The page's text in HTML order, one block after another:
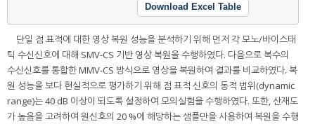
Download Excel Table
단일 점 표적에 대한 영상 복원 성능을 분석하기 위해 먼저 각 모노/바이스태
틱 수신신호에 대해 SMV-CS 기반 영상 복원을 수행하였다. 다음으로 복수의
수신신호를 통합한 MMV-CS 방식으로 영상을 복원하여 결과를 비교하였다. 복
원 성능을 보다 현실적으로 평가하기 위해 점 표적 신호의 동적 범위(dynamic
range)는 40 dB 이상이 되도록 설정하여 모의실험을 수행하였다. 또한, 산재도
가 높음을 고려하여 원신호의 20 %에 해당하는 샘플만을 사용하여 복원을 수행